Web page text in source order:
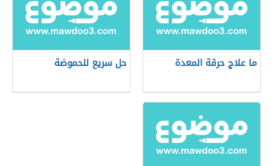
ما علاج حرقة المعدة حل سريع للحموضة